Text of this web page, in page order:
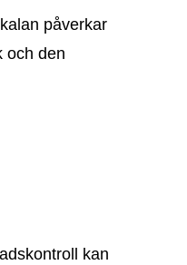
påverkar
och den
kan